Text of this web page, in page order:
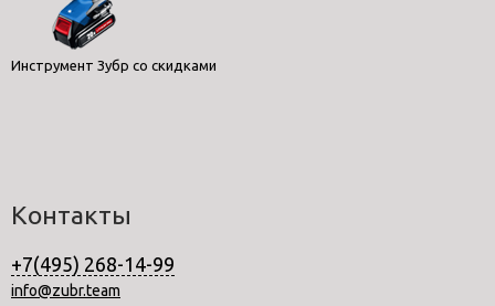
Инструмент Зубр со скидками
Контакты
+7(495) 268-14-99
info@zubr.team